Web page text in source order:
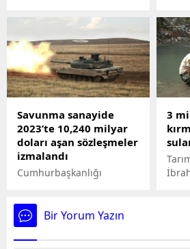
üzere temel gıda
hububat, bakliyat, yağlı
tohumlar ve mamulleri
sektörünün Ocak ayı
toplam ihracatı 1,03
Savunma sanayide
2023’te 10,240 milyar
doları aşan sözleşmeler
izmalandı
Cumhurbaşkanlığı
sanayide, 2023 yılında
10,240 milyar doları aşan
sözleşmelerin
3
Bir Yorum Yazın